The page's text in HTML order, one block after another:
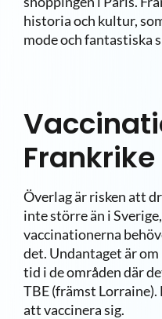
historia och kultur,
mode och fantastiska
Frankrike
Överlag är risken att
inte större än i
vaccinationerna
det. Undantaget är
tid i de områden där
TBE (främst Lorraine).
att vaccinera sig.